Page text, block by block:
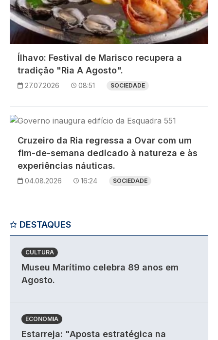
Ílhavo: Festival de Marisco recupera a
tradição "Ria A Agosto".
27.07.2026 08:51 SOCIEDADE
Imagem
Cruzeiro da Ria regressa a Ovar com um
fim-de-semana dedicado à natureza e às
experiências náuticas.
04.08.2026 16:24 SOCIEDADE
DESTAQUES
CULTURA
Museu Marítimo celebra 89 anos em
Agosto.
ECONOMIA
Estarreja: "Aposta estratégica na